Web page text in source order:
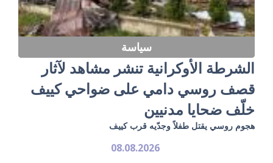
سياسة
الشرطة الأوكرانية تنشر مشاهد لآثار
قصف روسي دامي على ضواحي كييف
خلّف ضحايا مدنيين
هجوم روسي يقتل طفلاً وجدّيه قرب كييف
08.08.2026